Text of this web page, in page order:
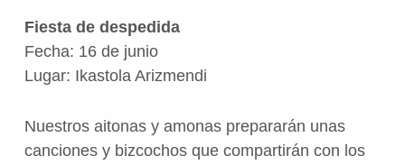
Fiesta de despedida
Fecha: 16 de junio
Lugar: Ikastola Arizmendi
Nuestros aitonas y amonas prepararán unas
canciones y bizcochos que compartirán con los